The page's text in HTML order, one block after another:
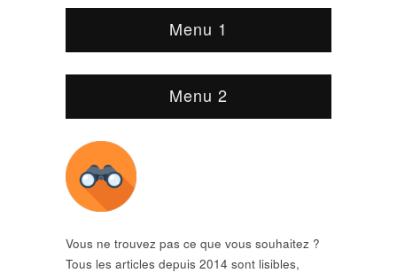
Menu 1
Menu 2
Vous ne trouvez pas ce que vous souhaitez ?
Tous les articles depuis 2014 sont lisibles,